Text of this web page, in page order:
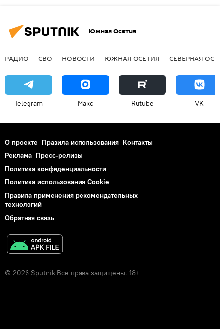
Южная Осетия
РАДИО СВО НОВОСТИ ЮЖНАЯ ОСЕТИЯ СЕВЕРНАЯ
Telegram Макс Rutube VK
О проекте Правила использования Контакты
Реклама Пресс-релизы
Политика конфиденциальности
Политика использования Cookie
Правила применения рекомендательных
технологий
Обратная связь
© 2026 Sputnik Все права защищены. 18+